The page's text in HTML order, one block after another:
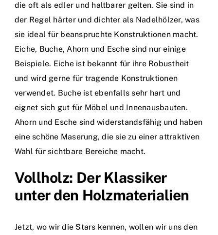
die oft als edler und haltbarer gelten. Sie sind in
der Regel härter und dichter als Nadelhölzer, was
sie ideal für beanspruchte Konstruktionen macht.
Eiche, Buche, Ahorn und Esche sind nur einige
Beispiele. Eiche ist bekannt für ihre Robustheit
und wird gerne für tragende Konstruktionen
verwendet. Buche ist ebenfalls sehr hart und
eignet sich gut für Möbel und Innenausbauten.
Ahorn und Esche sind widerstandsfähig und haben
eine schöne Maserung, die sie zu einer attraktiven
Wahl für sichtbare Bereiche macht.
Vollholz: Der Klassiker
unter den Holzmaterialien
Jetzt, wo wir die Stars kennen, wollen wir uns den